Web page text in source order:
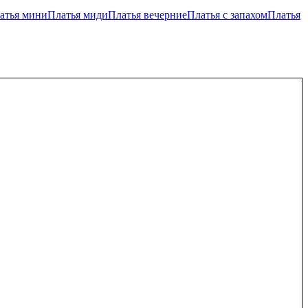
миниПлатья мидиПлатья вечерниеПлатья с запахомПлатья